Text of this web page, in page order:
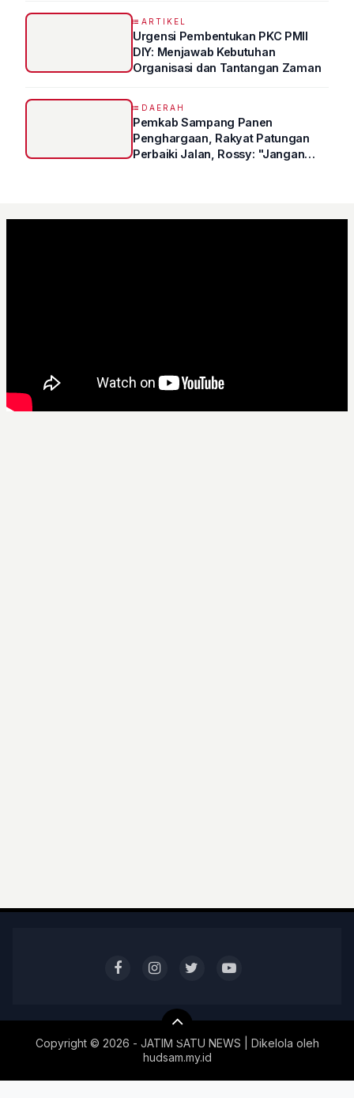
ARTIKEL
Urgensi Pembentukan PKC PMII
DIY: Menjawab Kebutuhan
Organisasi dan Tantangan Zaman
DAERAH
Pemkab Sampang Panen
Penghargaan, Rakyat Patungan
Perbaiki Jalan, Rossy: "Jangan
Copyright © 2026 - JATIM SATU NEWS | Dikelola oleh
hudsam.my.id